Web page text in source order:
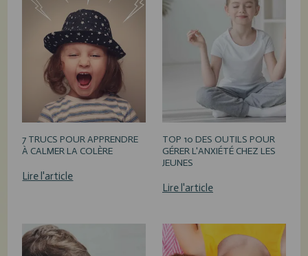
7 TRUCS POUR APPRENDRE
À CALMER LA COLÈRE
Lire l'article
TOP 10 DES OUTILS POUR
GÉRER L'ANXIÉTÉ CHEZ LES
JEUNES
Lire l'article